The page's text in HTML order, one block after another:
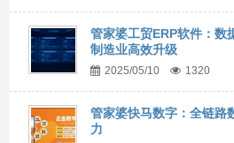
管家婆工贸ERP软件：数
制造业高效升级
2025/05/10 1320
管家婆快马数字：全链路
力